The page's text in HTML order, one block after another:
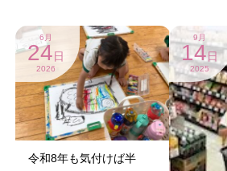
6月
24日
2026
令和8年も気付けば半
9月
14日
2025